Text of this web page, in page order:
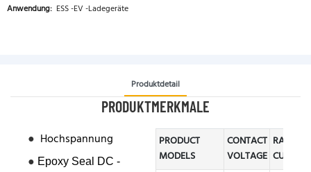
Anwendung: ESS -EV -Ladegeräte
Produktdetail
PRODUKTMERKMALE
● Hochspannung
● Epoxy Seal DC -
PRODUCT
MODELS
CONTACT
VOLTAGE
RATED
CURRENT